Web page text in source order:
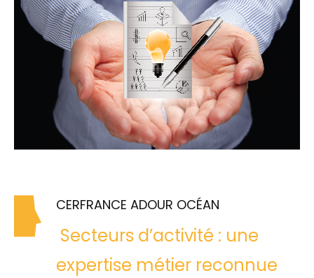
CERFRANCE ADOUR OCÉAN
Secteurs d’activité : une
expertise métier reconnue